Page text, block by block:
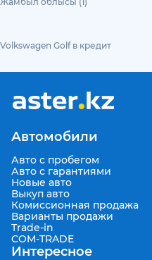
Volkswagen Golf в кредит
Автомобили
Авто с пробегом
Авто с гарантиями
Новые авто
Выкуп авто
Комиссионная продажа
Варианты продажи
Trade-in
COM-TRADE
Интересное